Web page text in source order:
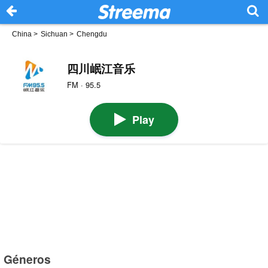
China > Sichuan > Chengdu
四川岷江音乐
FM · 95.5
Play
Géneros